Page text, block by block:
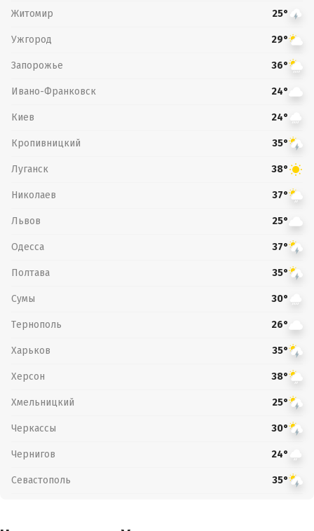
Житомир 25°
Ужгород 29°
Запорожье 36°
Ивано-Франковск 24°
Киев 24°
Кропивницкий 35°
Луганск 38°
Николаев 37°
Львов 25°
Одесса 37°
Полтава 35°
Сумы 30°
Тернополь 26°
Харьков 35°
Херсон 38°
Хмельницкий 25°
Черкассы 30°
Чернигов 24°
Севастополь 35°